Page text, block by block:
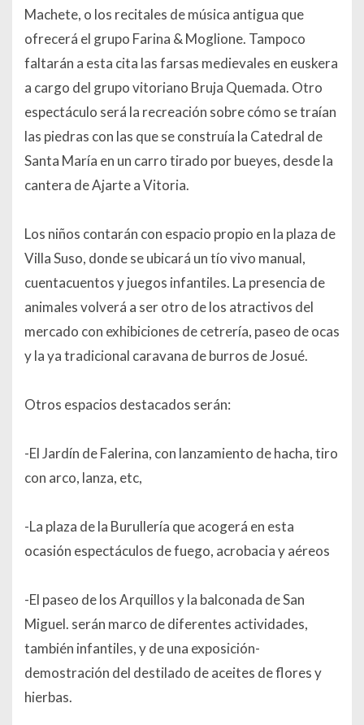
Machete, o los recitales de música antigua que
ofrecerá el grupo Farina & Moglione. Tampoco
faltarán a esta cita las farsas medievales en euskera
a cargo del grupo vitoriano Bruja Quemada. Otro
espectáculo será la recreación sobre cómo se traían
las piedras con las que se construía la Catedral de
Santa María en un carro tirado por bueyes, desde la
cantera de Ajarte a Vitoria.
Los niños contarán con espacio propio en la plaza de
Villa Suso, donde se ubicará un tío vivo manual,
cuentacuentos y juegos infantiles. La presencia de
animales volverá a ser otro de los atractivos del
mercado con exhibiciones de cetrería, paseo de ocas
y la ya tradicional caravana de burros de Josué.
Otros espacios destacados serán:
-El Jardín de Falerina, con lanzamiento de hacha, tiro
con arco, lanza, etc,
-La plaza de la Burullería que acogerá en esta
ocasión espectáculos de fuego, acrobacia y aéreos
-El paseo de los Arquillos y la balconada de San
Miguel. serán marco de diferentes actividades,
también infantiles, y de una exposición-
demostración del destilado de aceites de flores y
hierbas.